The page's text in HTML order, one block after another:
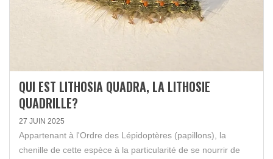
QUI EST LITHOSIA QUADRA, LA LITHOSIE
QUADRILLE?
27 JUIN 2025
Appartenant à l'Ordre des Lépidoptères (papillons), la
chenille de cette espèce à la particularité de se nourrir de